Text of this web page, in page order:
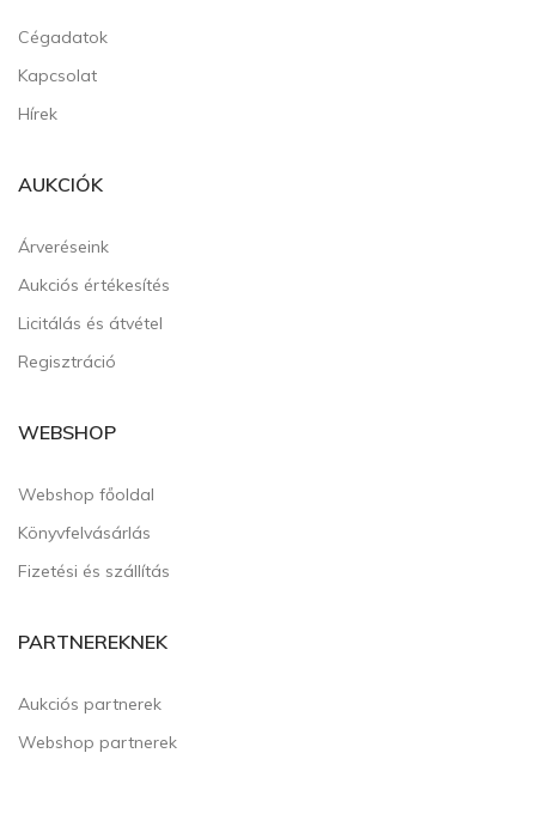
Cégadatok
Kapcsolat
Hírek
AUKCIÓK
Árveréseink
Aukciós értékesítés
Licitálás és átvétel
Regisztráció
WEBSHOP
Webshop főoldal
Könyvfelvásárlás
Fizetési és szállítás
PARTNEREKNEK
Aukciós partnerek
Webshop partnerek